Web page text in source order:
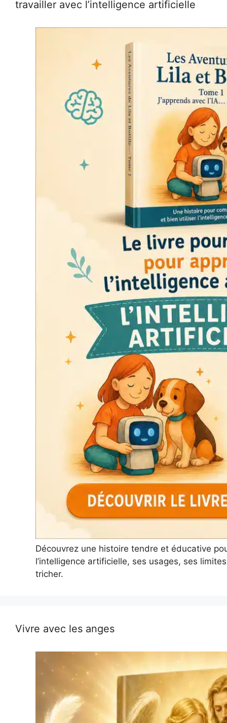
travailler avec l’intelligence artificielle
Découvrez une histoire tendre et éducative
l’intelligence artificielle, ses usages, ses
tricher.
Vivre avec les anges